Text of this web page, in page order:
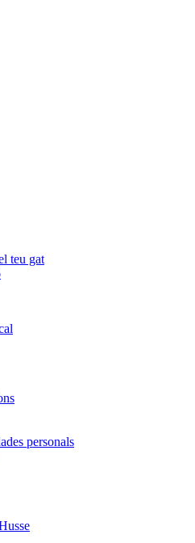
teu gat
personals